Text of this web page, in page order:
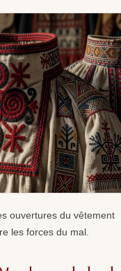
ouvertures du vêtement
les forces du mal.